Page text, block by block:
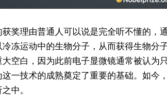
奖理由普通人可以说是完全听不懂的，
冻运动中的生物分子，从而获得生物分
空白，因为此前电子显微镜通常被认为
一技术的成熟奠定了重要的基础。如今
中。